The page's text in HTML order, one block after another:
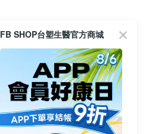
FB SHOP台塑生醫官方商城